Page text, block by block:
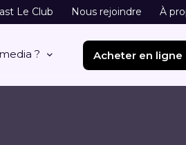
? Acheter en ligne
Le Club Nous rejoindre À